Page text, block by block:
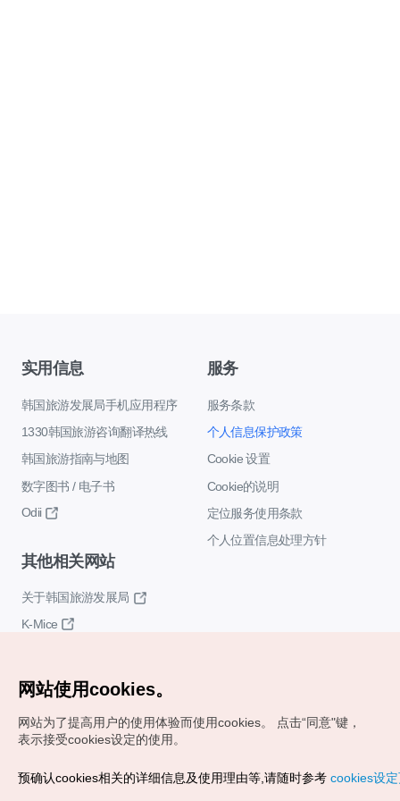
实用信息
韩国旅游发展局手机应用程序
1330韩国旅游咨询翻译热线
韩国旅游指南与地图
数字图书 / 电子书
Odii
服务
服务条款
个人信息保护政策
Cookie 设置
Cookie的说明
定位服务使用条款
个人位置信息处理方针
其他相关网站
关于韩国旅游发展局
K-Mice
Copyrights (c) 韩国旅游发展局版权所有
网站使用cookies。
网站为了提高用户的使用体验而使用cookies。
点击“同意"键，
表示接受cookies设定的使用。
预确认cookies相关的详细信息及使用理由等,请随时参考 cookies设